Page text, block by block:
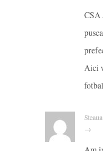
CSA
Aici
→